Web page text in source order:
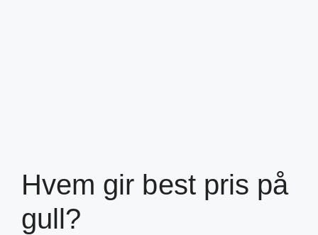
Hvem gir best pris på
gull?